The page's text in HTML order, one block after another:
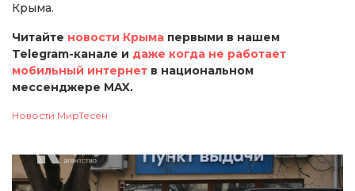
Крыма.
Читайте новости Крыма первыми в нашем
Telegram-канале и даже когда не работает
мобильный интернет в национальном
мессенджере MAX.
Новости МирТесен